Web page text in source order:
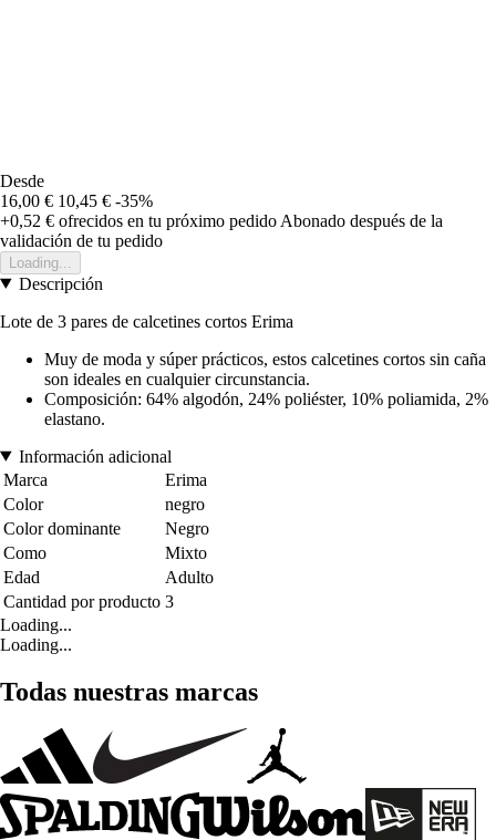
Desde
16,00 € 10,45 € -35%
+0,52 € ofrecidos en tu próximo pedido Abonado después de la
validación de tu pedido
Loading...
Descripción
Lote de 3 pares de calcetines cortos Erima
Muy de moda y súper prácticos, estos calcetines cortos sin caña
son ideales en cualquier circunstancia.
Composición: 64% algodón, 24% poliéster, 10% poliamida, 2%
elastano.
Información adicional
Marca
Erima
Color
negro
Color dominante
Negro
Como
Mixto
Edad
Adulto
Cantidad por producto 3
Loading...
Loading...
Todas nuestras marcas